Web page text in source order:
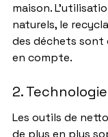
maison.
naturels, le
des déchets sont
en compte.
2.
Les outils de